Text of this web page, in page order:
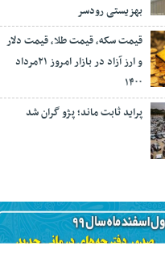
بهزیستی رودسر
قیمت سکه، قیمت طلا، قیمت دلار
و ارز آزاد در بازار امروز ۲۱مرداد
۱۴۰۰
پراید ثابت ماند؛ پژو گران شد